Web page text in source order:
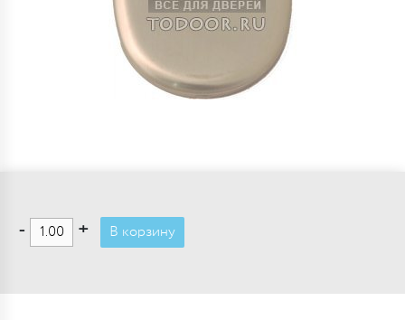
- + В корзину